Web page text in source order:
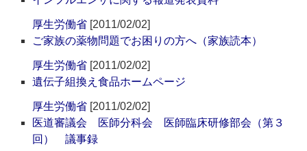
厚生労働省 [2011/02/02]
ご家族の薬物問題でお困りの方へ（家族読本）
厚生労働省 [2011/02/02]
遺伝子組換え食品ホームページ
厚生労働省 [2011/02/02]
医道審議会 医師分科会 医師臨床研修部会（第３
回） 議事録